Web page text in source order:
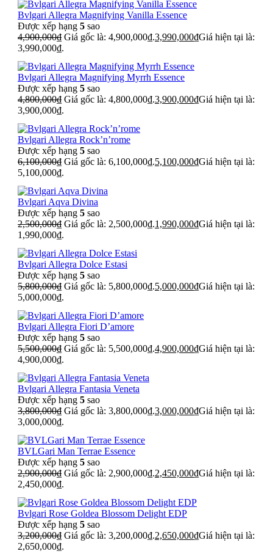
Bvlgari Allegra Magnifying Vanilla Essence
Được xếp hạng 5 sao
4,900,000₫ Giá gốc là: 4,900,000₫.3,990,000₫Giá hiện tại là:
3,990,000₫.
Bvlgari Allegra Magnifying Myrrh Essence
Được xếp hạng 5 sao
4,800,000₫ Giá gốc là: 4,800,000₫.3,900,000₫Giá hiện tại là:
3,900,000₫.
Bvlgari Allegra Rock’n’rome
Được xếp hạng 5 sao
6,100,000₫ Giá gốc là: 6,100,000₫.5,100,000₫Giá hiện tại là:
5,100,000₫.
Bvlgari Aqva Divina
Được xếp hạng 5 sao
2,500,000₫ Giá gốc là: 2,500,000₫.1,990,000₫Giá hiện tại là:
1,990,000₫.
Bvlgari Allegra Dolce Estasi
Được xếp hạng 5 sao
5,800,000₫ Giá gốc là: 5,800,000₫.5,000,000₫Giá hiện tại là:
5,000,000₫.
Bvlgari Allegra Fiori D’amore
Được xếp hạng 5 sao
5,500,000₫ Giá gốc là: 5,500,000₫.4,900,000₫Giá hiện tại là:
4,900,000₫.
Bvlgari Allegra Fantasia Veneta
Được xếp hạng 5 sao
3,800,000₫ Giá gốc là: 3,800,000₫.3,000,000₫Giá hiện tại là:
3,000,000₫.
BVLGari Man Terrae Essence
Được xếp hạng 5 sao
2,900,000₫ Giá gốc là: 2,900,000₫.2,450,000₫Giá hiện tại là:
2,450,000₫.
Bvlgari Rose Goldea Blossom Delight EDP
Được xếp hạng 5 sao
3,200,000₫ Giá gốc là: 3,200,000₫.2,650,000₫Giá hiện tại là:
2,650,000₫.